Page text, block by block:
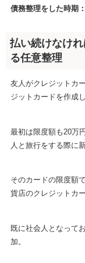
債務整理をした時期：
払い続けなけ
る任意整理
友人がクレジットカ
ジットカードを作成
最初は限度額も20万
人と旅行をする際に
そのカードの限度額
貨店のクレジットカ
既に社会人となって
加。